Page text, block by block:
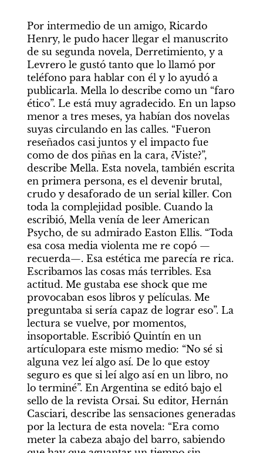
Por intermedio de un amigo, Ricardo
Henry, le pudo hacer llegar el manuscrito
de su segunda novela, Derretimiento, y a
Levrero le gustó tanto que lo llamó por
teléfono para hablar con él y lo ayudó a
publicarla. Mella lo describe como un “faro
ético”. Le está muy agradecido. En un lapso
menor a tres meses, ya habían dos novelas
suyas circulando en las calles. “Fueron
reseñados casi juntos y el impacto fue
como de dos piñas en la cara, ¿Viste?”,
describe Mella. Esta novela, también escrita
en primera persona, es el devenir brutal,
crudo y desaforado de un serial killer. Con
toda la complejidad posible. Cuando la
escribió, Mella venía de leer American
Psycho, de su admirado Easton Ellis. “Toda
esa cosa media violenta me re copó —
recuerda—. Esa estética me parecía re rica.
Escribamos las cosas más terribles. Esa
actitud. Me gustaba ese shock que me
provocaban esos libros y películas. Me
preguntaba si sería capaz de lograr eso”. La
lectura se vuelve, por momentos,
insoportable. Escribió Quintín en un
artículopara este mismo medio: “No sé si
alguna vez leí algo así. De lo que estoy
seguro es que si leí algo así en un libro, no
lo terminé”. En Argentina se editó bajo el
sello de la revista Orsai. Su editor, Hernán
Casciari, describe las sensaciones generadas
por la lectura de esta novela: “Era como
meter la cabeza abajo del barro, sabiendo